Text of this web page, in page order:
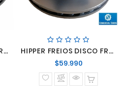
HIPPER FREIOS DISCO FRENO DELANTERO SPRINTER 415/515/516
HIPPER FREIOS DISCO FRENO TRASERO MERCEDES BENZ LO-914 915
$59.990Precio
normal